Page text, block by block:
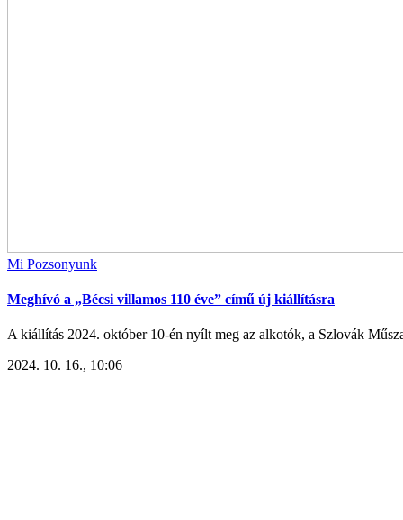
Mi Pozsonyunk
Meghívó a „Bécsi villamos 110 éve” című új kiállításra
A kiállítás 2024. október 10-én nyílt meg az alkotók, a Szlovák
2024. 10. 16., 10:06